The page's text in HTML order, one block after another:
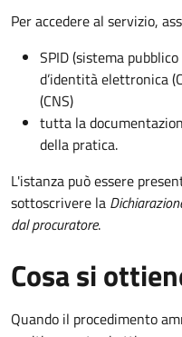
Per accedere al servizio,
SPID (sistema
d’identità elettronica
(CNS)
tutta la
della pratica.
L'istanza può essere
sottoscrivere la
dal procuratore.
Cosa si
Quando il procedimento